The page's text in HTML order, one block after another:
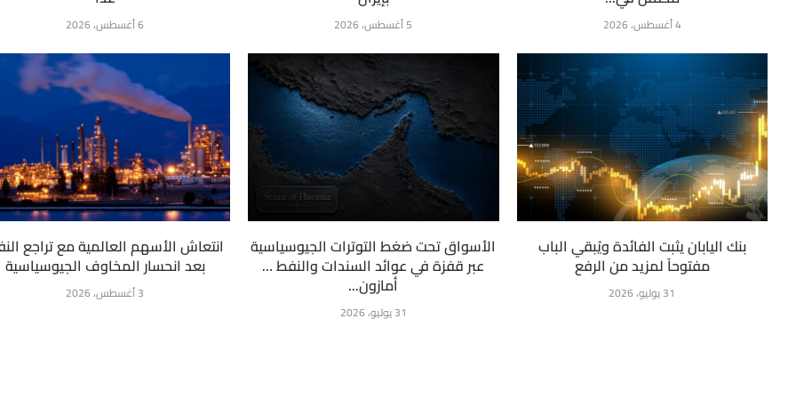
6 أغسطس، 2026 5 أغسطس، 2026 4 أغسطس، 2026
انتعاش الأسهم العالمية مع تراجع
بعد انحسار المخاوف الجيوسياسية
3 أغسطس، 2026
الأسواق تحت ضغط التوترات الجيوسياسية
عبر قفزة في عوائد السندات والنفط …
أمازون...
31 يوليو، 2026
بنك اليابان يثبت الفائدة ويُبقي الباب
مفتوحاً لمزيد من الرفع
31 يوليو، 2026